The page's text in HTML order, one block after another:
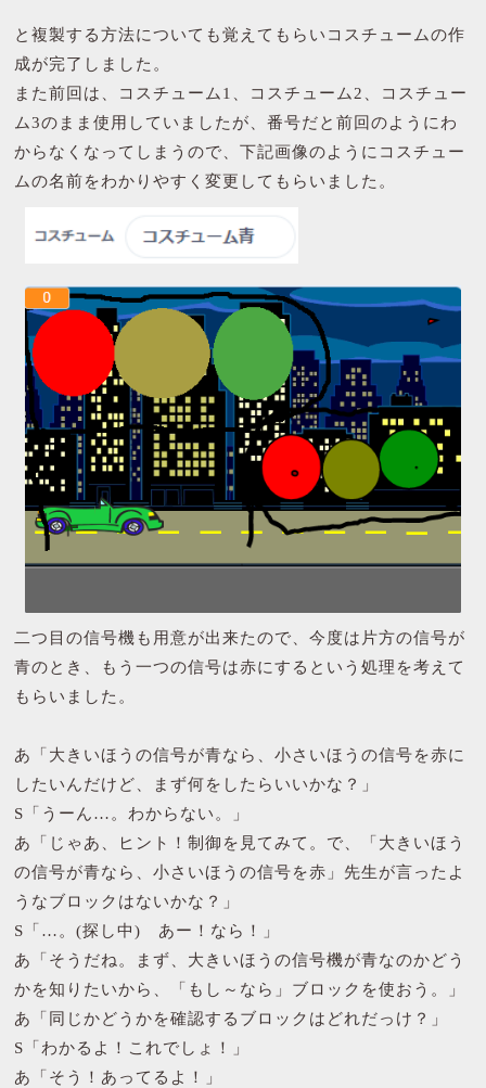
と複製する方法についても覚えてもらいコスチュームの作
成が完了しました。
また前回は、コスチューム1、コスチューム2、コスチュー
ム3のまま使用していましたが、番号だと前回のようにわ
からなくなってしまうので、下記画像のようにコスチュー
ムの名前をわかりやすく変更してもらいました。
二つ目の信号機も用意が出来たので、今度は片方の信号が
青のとき、もう一つの信号は赤にするという処理を考えて
もらいました。
あ「大きいほうの信号が青なら、小さいほうの信号を赤に
したいんだけど、まず何をしたらいいかな？」
S「うーん…。わからない。」
あ「じゃあ、ヒント！制御を見てみて。で、「大きいほう
の信号が青なら、小さいほうの信号を赤」先生が言ったよ
うなブロックはないかな？」
S「…。(探し中) あー！なら！」
あ「そうだね。まず、大きいほうの信号機が青なのかどう
かを知りたいから、「もし～なら」ブロックを使おう。」
あ「同じかどうかを確認するブロックはどれだっけ？」
S「わかるよ！これでしょ！」
あ「そう！あってるよ！」